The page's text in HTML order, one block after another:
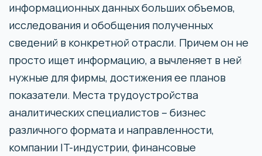
информационных данных больших объемов,
исследования и обобщения полученных
сведений в конкретной отрасли. Причем он не
просто ищет информацию, а вычленяет в ней
нужные для фирмы, достижения ее планов
показатели. Места трудоустройства
аналитических специалистов – бизнес
различного формата и направленности,
компании IT-индустрии, финансовые